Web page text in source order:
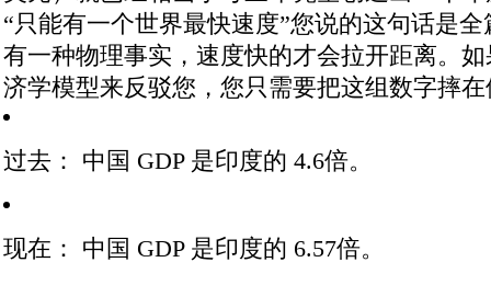
“只能有一个世界最快速度”您说的这句话是
有一种物理事实，速度快的才会拉开距离。 如
济学模型来反驳您，您只需要把这组数字摔
过去： 中国 GDP 是印度的 4.6倍。
现在： 中国 GDP 是印度的 6.57倍。